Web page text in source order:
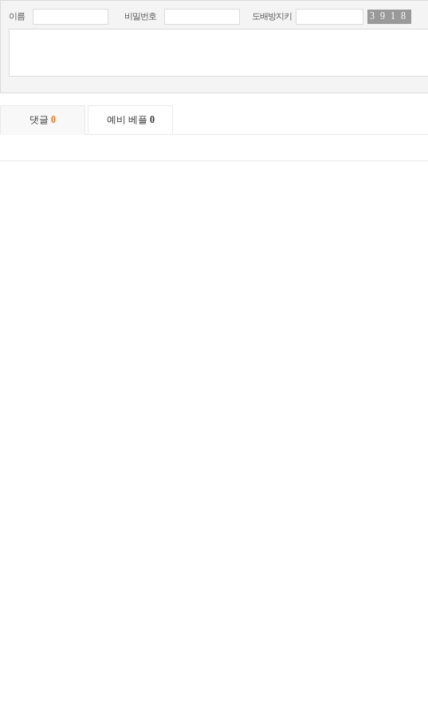
이름 비밀번호 도배방지키 3 9 1 8
댓글 0 예비 베플 0